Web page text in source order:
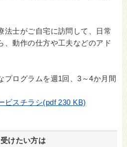
法士がご自宅に訪問して、日常
、動作の仕方や工夫などのアド
プログラムを週1回、3～4か月間
ビスチラシ(pdf 230 KB)
けたい方は